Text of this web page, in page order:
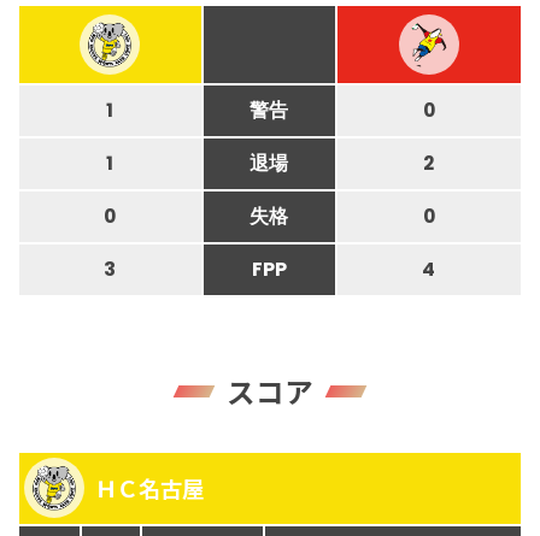
1 警告 0
1 退場 2
0 失格 0
3 FPP 4
スコア
ＨＣ名古屋